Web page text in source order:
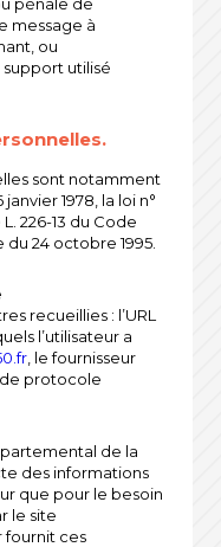
message à
ou
utilisé
sont notamment
1978, la loi n°
226-13 du Code
24 octobre 1995.
recueillies : l’URL
l’utilisateur a
, le fournisseur
de protocole
de la
des informations
que pour le besoin
le site
fournit ces